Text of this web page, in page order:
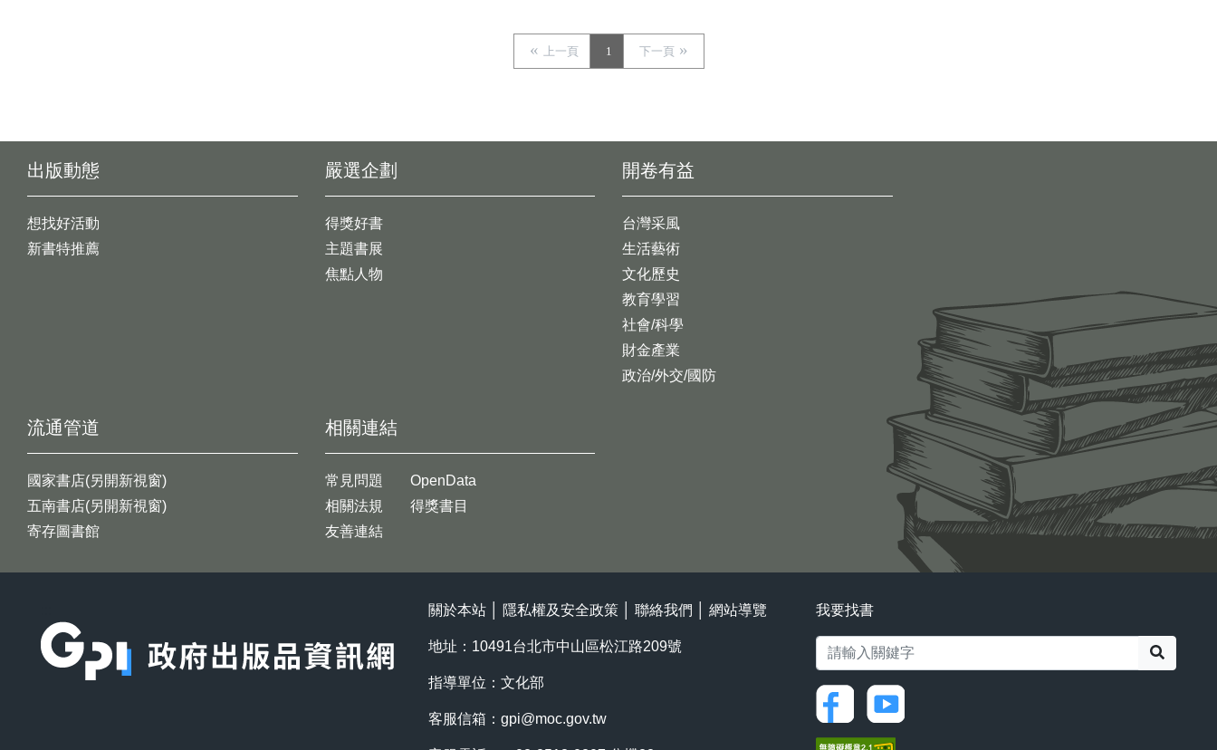
上一頁 1 下一頁
出版動態
想找好活動
新書特推薦
開卷有益
台灣采風
生活藝術
文化歷史
教育學習
社會/科學
財金產業
政治/外交/國防
嚴選企劃
得獎好書
主題書展
焦點人物
流通管道
國家書店(另開新視窗)
五南書店(另開新視窗)
寄存圖書館
相關連結
常見問題
相關法規
友善連結
OpenData
得獎書目
關於本站 隱私權及安全政策 聯絡我們 網站導覽
地址：10491台北市中山區松江路209號
指導單位：文化部
客服信箱： gpi@moc.gov.tw
我要找書